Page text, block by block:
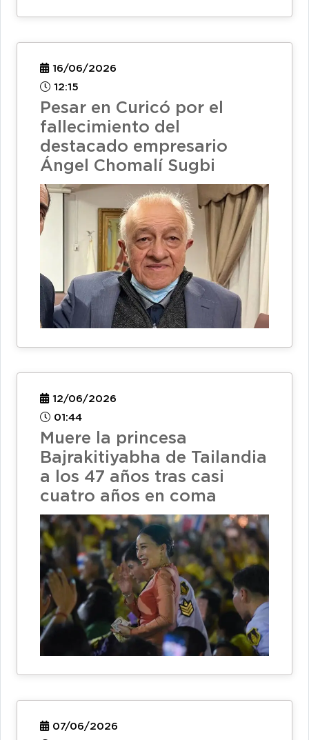
16/06/2026
12:15
Pesar en Curicó por el
fallecimiento del
destacado empresario
Ángel Chomalí Sugbi
12/06/2026
01:44
Muere la princesa
Bajrakitiyabha de Tailandia
a los 47 años tras casi
cuatro años en coma
07/06/2026